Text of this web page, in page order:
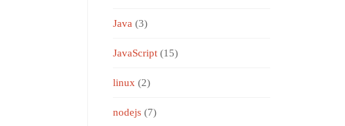
Java (3)
JavaScript (15)
linux (2)
nodejs (7)